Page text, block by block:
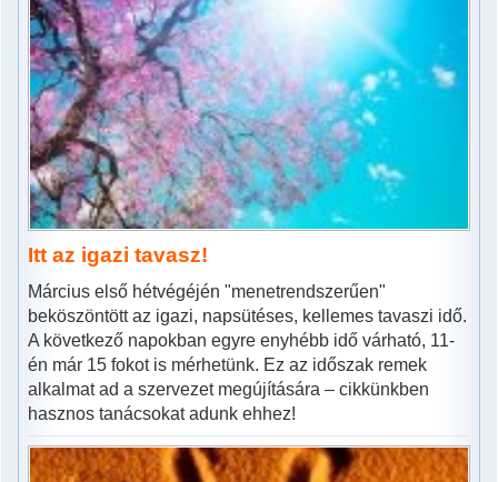
Itt az igazi tavasz!
Március első hétvégéjén "menetrendszerűen"
beköszöntött az igazi, napsütéses, kellemes tavaszi idő.
A következő napokban egyre enyhébb idő várható, 11-
én már 15 fokot is mérhetünk. Ez az időszak remek
alkalmat ad a szervezet megújítására – cikkünkben
hasznos tanácsokat adunk ehhez!